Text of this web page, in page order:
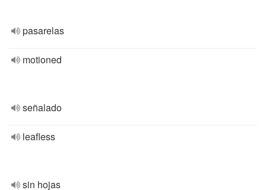
pasarelas
motioned
señalado
leafless
sin hojas